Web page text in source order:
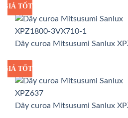
GIÁ SỈ
GIÁ TỐT
Dây curoa Mitsusumi Sanlux
GIÁ SỈ
GIÁ TỐT
Dây curoa Mitsusumi Sanlux